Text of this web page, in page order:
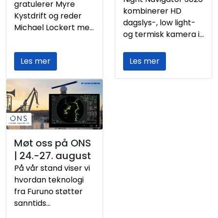
de tre
fiskemetodene og
kravene til effektiv
rundt.
gratulerer Myre
Kystdrift og reder
Michael Lockert med
Kapp Linné, verdens
første
kombinasjonsfartøy
for både hvitfisk og
oppdrett.
Les mer
kombinerer HD
dagslys-, low light-
og termisk kamera i
plattform. Med stabil
visning, bred oversikt
og fleksible
Les mer
Møt oss på ONS
| 24.-27. august
På vår stand viser vi
hvordan teknologi
fra Furuno støtter
sanntids